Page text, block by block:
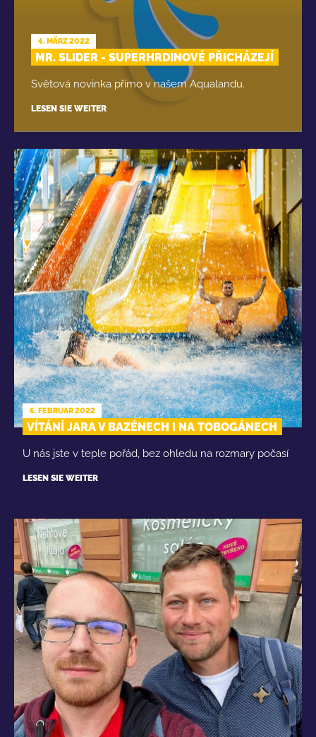
4. MÄRZ 2022
MR. SLIDER - SUPERHRDINOVÉ PŘICHÁZEJÍ
Světová novinka přímo v našem Aqualandu.
LESEN SIE WEITER
6. FEBRUAR 2022
VÍTÁNÍ JARA V BAZÉNECH I NA TOBOGÁNECH
U nás jste v teple pořád, bez ohledu na rozmary počasí
LESEN SIE WEITER